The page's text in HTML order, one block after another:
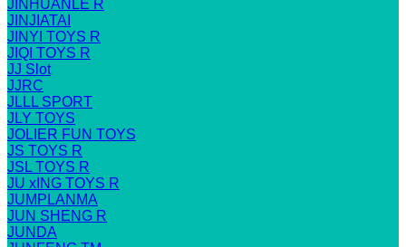
JINHUANLE R
JINJIATAI
JINYI TOYS R
JIQI TOYS R
JJ Slot
JJRC
JLLL SPORT
JLY TOYS
JOLIER FUN TOYS
JS TOYS R
JSL TOYS R
JU xING TOYS R
JUMPLANMA
JUN SHENG R
JUNDA